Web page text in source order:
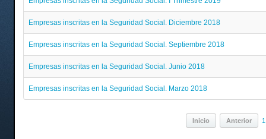
Empresas inscritas en la Seguridad Social. Diciembre 2018
Empresas inscritas en la Seguridad Social. Septiembre 2018
Empresas inscritas en la Seguridad Social. Junio 2018
Empresas inscritas en la Seguridad Social. Marzo 2018
Inicio Anterior 1